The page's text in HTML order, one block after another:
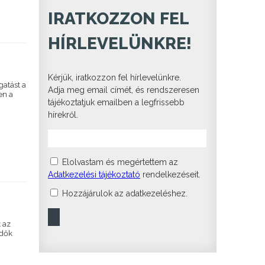
a
a
az
IRATKOZZON FEL
HÍRLEVELÜNKRE!
Kérjük, iratkozzon fel hírlevelünkre.
Adja meg email címét, és rendszeresen
tájékoztatjuk emailben a legfrissebb
hírekről.
Elolvastam és megértettem az
Adatkezelési tájékoztató rendelkezéseit.
Hozzájárulok az adatkezeléshez.